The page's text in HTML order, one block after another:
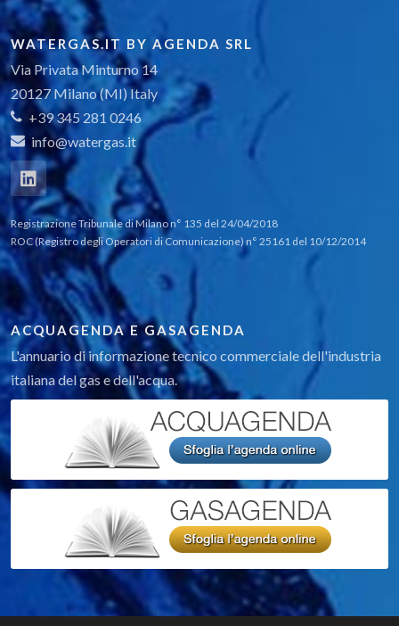
WATERGAS.IT BY AGENDA SRL
Via Privata Minturno 14
20127 Milano (MI) Italy
+39 345 281 0246
info@watergas.it
Registrazione Tribunale di Milano n° 135 del 24/04/2018
ROC (Registro degli Operatori di Comunicazione) n° 25161 del 10/12/2014
ACQUAGENDA E GASAGENDA
L'annuario di informazione tecnico commerciale dell'industria
italiana del gas e dell'acqua.